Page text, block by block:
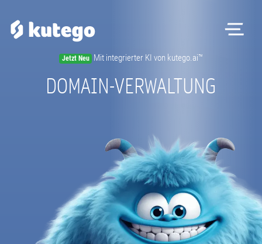
Jetzt Neu Mit integrierter KI von kutego.ai™
DOMAIN-VERWALTUNG
Software
Hardware
Kontakt
Magazin
Registrieren